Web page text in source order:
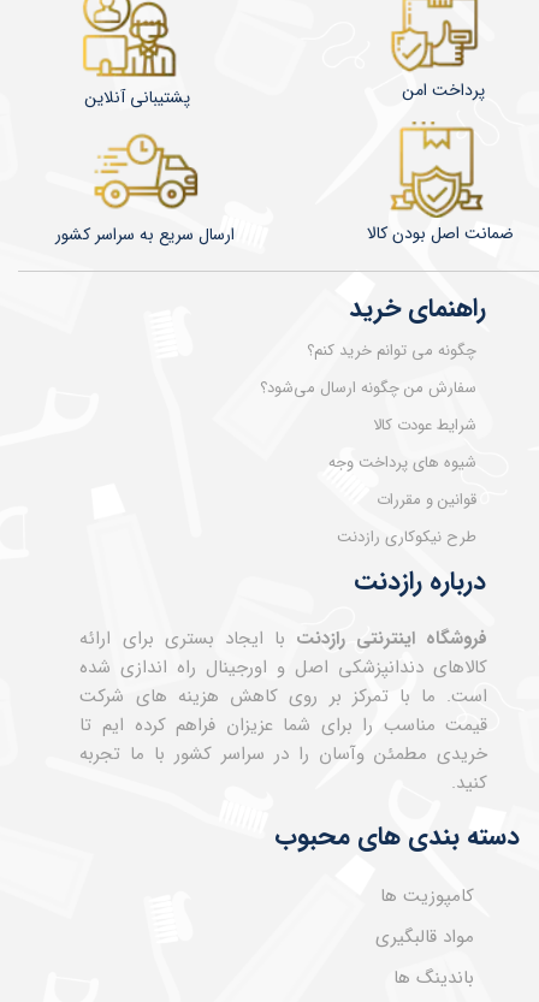
درباره رازدنت
فروشگاه اینترنتی رازدنت با ایجاد بستری برای ارائه
کالاهای دندانپزشکی اصل و اورجینال راه اندازی شده
است. ما با تمرکز بر روی کاهش هزینه های شرکت
قیمت مناسب را برای شما عزیزان فراهم کرده ایم تا
خریدی مطمئن وآسان را در سراسر کشور با ما تجربه
کنید.
راهنمای خرید
چگونه می توانم خرید کنم؟
سفارش من چگونه ارسال می‌شود؟
شرایط عودت کالا
شیوه های پرداخت وجه
قوانین و مقررات
طرح نیکوکاری رازدنت
دسته بندی های محبوب
کامپوزیت ها
مواد قالبگیری
باندینگ ها
​​​​ارسال سریع به سراسر کشور ضمانت اصل بودن کالا
پشتیبانی آنلاین پرداخت امن